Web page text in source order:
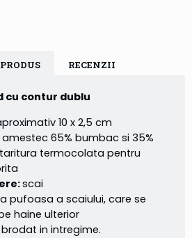
RECENZII
cu contur dublu
10 x 2,5 cm
amestec 65% bumbac si 35%
termocolata pentru
scai
pufoasa a scaiului, care se
haine ulterior
in intregime.